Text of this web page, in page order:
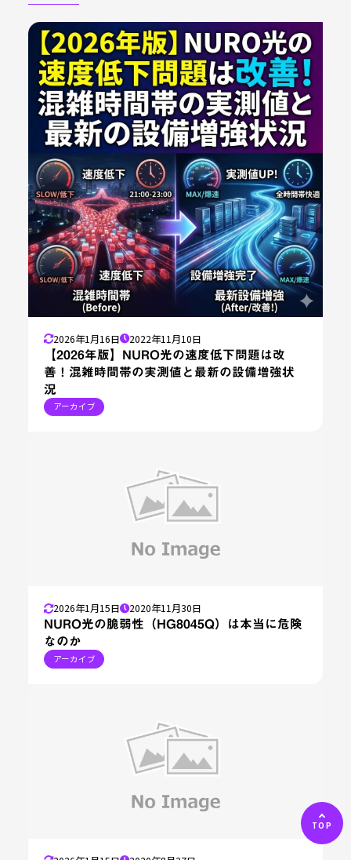
2026年1月16日 2022年11月10日
【2026年版】NURO光の速度低下問題は改
善！混雑時間帯の実測値と最新の設備増強状
況
アーカイブ
2026年1月15日 2020年11月30日
NURO光の脆弱性（HG8045Q）は本当に危険
なのか
アーカイブ